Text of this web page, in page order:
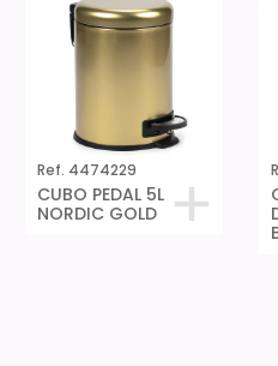
Ref. 4474229
CUBO PEDAL 5L
NORDIC GOLD